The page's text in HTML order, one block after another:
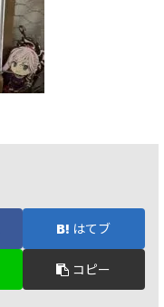
はてブ
コピー